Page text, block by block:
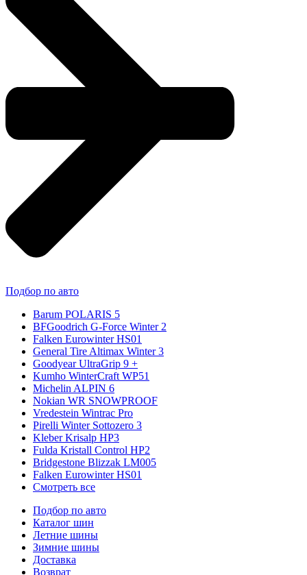
Подбор по авто
Barum POLARIS 5
BFGoodrich G-Force Winter 2
Falken Eurowinter HS01
General Tire Altimax Winter 3
Goodyear UltraGrip 9 +
Kumho WinterCraft WP51
Michelin ALPIN 6
Nokian WR SNOWPROOF
Vredestein Wintrac Pro
Pirelli Winter Sottozero 3
Kleber Krisalp HP3
Fulda Kristall Control HP2
Bridgestone Blizzak LM005
Falken Eurowinter HS01
Смотреть все
Подбор по авто
Каталог шин
Летние шины
Зимние шины
Доставка
Возврат